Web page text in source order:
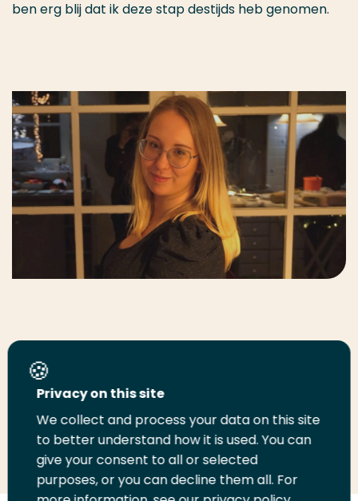
Stel je vraag
Instagram
Privacy on this site
We collect and process your data on this site
to better understand how it is used. You can
give your consent to all or selected
purposes, or you can decline them all. For